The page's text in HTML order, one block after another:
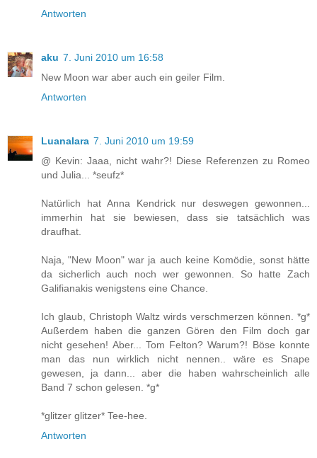
Antworten
aku 7. Juni 2010 um 16:58
New Moon war aber auch ein geiler Film.
Antworten
Luanalara 7. Juni 2010 um 19:59
@ Kevin: Jaaa, nicht wahr?! Diese Referenzen zu Romeo
und Julia... *seufz*
Natürlich hat Anna Kendrick nur deswegen gewonnen...
immerhin hat sie bewiesen, dass sie tatsächlich was
draufhat.
Naja, "New Moon" war ja auch keine Komödie, sonst hätte
da sicherlich auch noch wer gewonnen. So hatte Zach
Galifianakis wenigstens eine Chance.
Ich glaub, Christoph Waltz wirds verschmerzen können. *g*
Außerdem haben die ganzen Gören den Film doch gar
nicht gesehen! Aber... Tom Felton? Warum?! Böse konnte
man das nun wirklich nicht nennen.. wäre es Snape
gewesen, ja dann... aber die haben wahrscheinlich alle
Band 7 schon gelesen. *g*
*glitzer glitzer* Tee-hee.
Antworten